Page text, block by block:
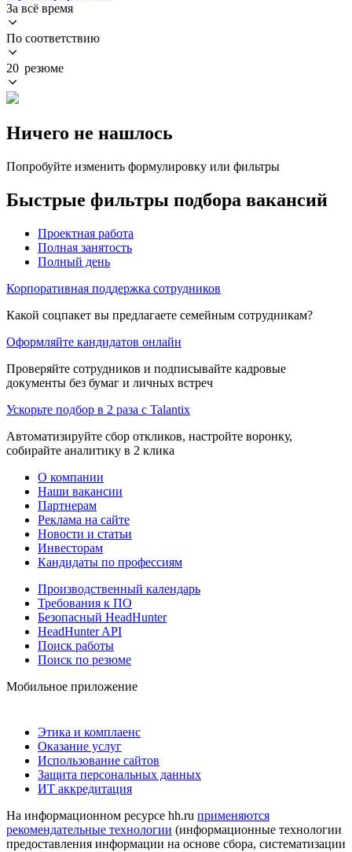
За всё время
По соответствию
20 резюме
Ничего не нашлось
Попробуйте изменить формулировку или фильтры
Быстрые фильтры подбора вакансий
Проектная работа
Полная занятость
Полный день
Корпоративная поддержка сотрудников
Какой соцпакет вы предлагаете семейным сотрудникам?
Оформляйте кандидатов онлайн
Проверяйте сотрудников и подписывайте кадровые
документы без бумаг и личных встреч
Ускорьте подбор в 2 раза с Talantix
Автоматизируйте сбор откликов, настройте воронку,
собирайте аналитику в 2 клика
О компании
Наши вакансии
Партнерам
Реклама на сайте
Новости и статьи
Инвесторам
Кандидаты по профессиям
Производственный календарь
Требования к ПО
Безопасный HeadHunter
HeadHunter API
Поиск работы
Поиск по резюме
Мобильное приложение
Этика и комплаенс
Оказание услуг
Использование сайтов
Защита персональных данных
ИТ аккредитация
На информационном ресурсе hh.ru применяются
рекомендательные технологии (информационные технологии
предоставления информации на основе сбора, систематизации